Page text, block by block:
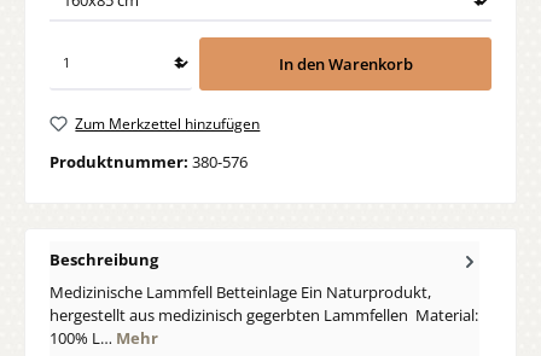
In den Warenkorb
Zum Merkzettel hinzufügen
Produktnummer: 380-576
Beschreibung
Medizinische Lammfell Betteinlage Ein Naturprodukt,
hergestellt aus medizinisch gegerbten Lammfellen Material:
100% L… Mehr